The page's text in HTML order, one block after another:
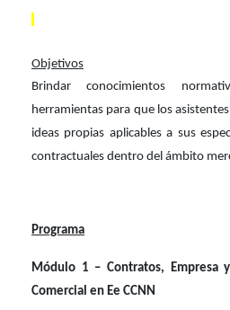
Objetivos
Brindar conocimientos
herramientas para que los
ideas propias aplicables a sus
contractuales dentro del ámbito
Programa
Módulo 1 – Contratos, Empresa
Comercial en Ee CCNN